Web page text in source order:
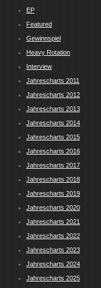
EP
Featured
Gewinnspiel
Heavy Rotation
Interview
Jahrescharts 2011
Jahrescharts 2012
Jahrescharts 2013
Jahrescharts 2014
Jahrescharts 2015
Jahrescharts 2016
Jahrescharts 2017
Jahrescharts 2018
Jahrescharts 2019
Jahrescharts 2020
Jahrescharts 2021
Jahrescharts 2022
Jahrescharts 2023
Jahrescharts 2024
Jahrescharts 2025